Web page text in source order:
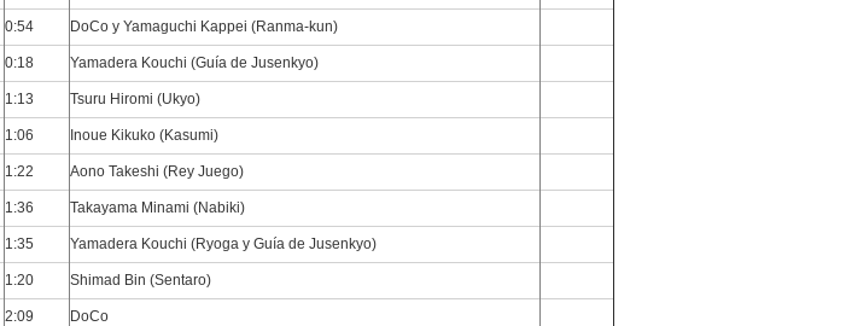
0:54 DoCo y Yamaguchi Kappei (Ranma-kun)
0:18 Yamadera Kouchi (Guía de Jusenkyo)
1:13 Tsuru Hiromi (Ukyo)
1:06 Inoue Kikuko (Kasumi)
1:22 Aono Takeshi (Rey Juego)
1:36 Takayama Minami (Nabiki)
1:35 Yamadera Kouchi (Ryoga y Guía de Jusenkyo)
1:20 Shimad Bin (Sentaro)
2:09 DoCo